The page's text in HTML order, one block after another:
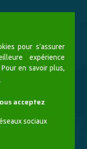
pour s'assurer
expérience
en savoir plus,
acceptez
sociaux